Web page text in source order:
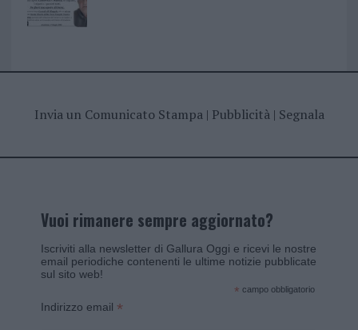
Invia un Comunicato Stampa| Pubblicità| Segnala
Vuoi rimanere sempre aggiornato?
Iscriviti alla newsletter di Gallura Oggi e ricevi le nostre
email periodiche contenenti le ultime notizie pubblicate
sul sito web!
* campo obbligatorio
Indirizzo email *